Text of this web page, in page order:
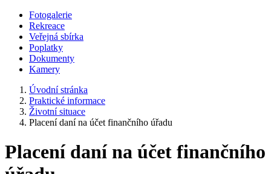
Fotogalerie
Rekreace
Veřejná sbírka
Poplatky
Dokumenty
Kamery
Úvodní stránka
Praktické informace
Životní situace
Placení daní na účet finančního úřadu
Placení daní na účet finančního